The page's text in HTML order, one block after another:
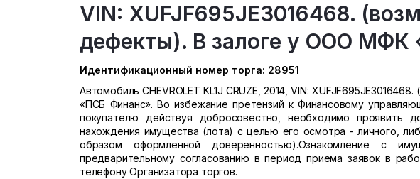
VIN: XUFJF695JE3016468.
дефекты). В залоге у ООО МФК
Идентификационный номер торга: 28951
Автомобиль CHEVROLET KL1J CRUZE, 2014, VIN:
«ПСБ Финанс». Во избежание претензий к Финансовому
покупателю действуя добросовестно, необходимо проявить
нахождения имущества (лота) с целью его осмотра - личного,
образом оформленной доверенностью).Ознакомление с
предварительному согласованию в период приема заявок в
телефону Организатора торгов.